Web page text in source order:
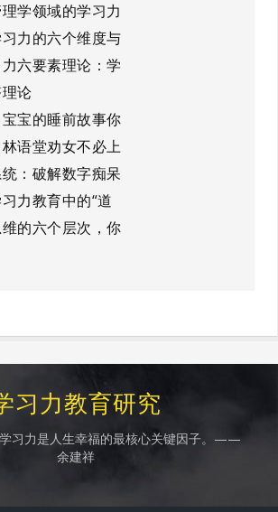
学领域的学习力
力的六个维度与
六要素理论：学
论
宝的睡前故事你
语堂劝女不必上
：破解数字痴呆
力教育中的“道
的六个层次，你
习力教育研究
习力是人生幸福的最核心关键因子。——
余建祥